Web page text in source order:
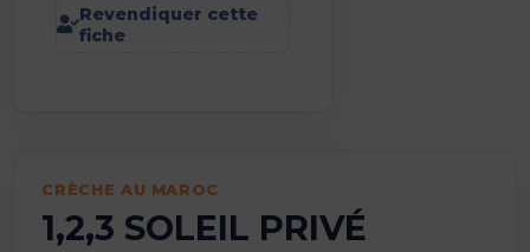
Revendiquer cette
fiche
CRÈCHE AU MAROC
1,2,3 SOLEIL PRIVÉ